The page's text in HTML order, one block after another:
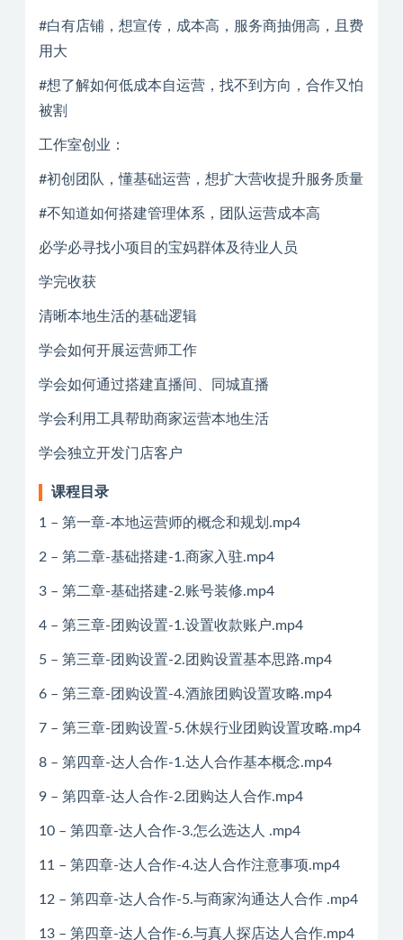
#白有店铺，想宣传，成本高，服务商抽佣高，且费
用大
#想了解如何低成本自运营，找不到方向，合作又怕
被割
工作室创业：
#初创团队，懂基础运营，想扩大营收提升服务质量
#不知道如何搭建管理体系，团队运营成本高
必学必寻找小项目的宝妈群体及待业人员
学完收获
清晰本地生活的基础逻辑
学会如何开展运营师工作
学会如何通过搭建直播间、同城直播
学会利用工具帮助商家运营本地生活
学会独立开发门店客户
课程目录
1 – 第一章-本地运营师的概念和规划.mp4
2 – 第二章-基础搭建-1.商家入驻.mp4
3 – 第二章-基础搭建-2.账号装修.mp4
4 – 第三章-团购设置-1.设置收款账户.mp4
5 – 第三章-团购设置-2.团购设置基本思路.mp4
6 – 第三章-团购设置-4.酒旅团购设置攻略.mp4
7 – 第三章-团购设置-5.休娱行业团购设置攻略.mp4
8 – 第四章-达人合作-1.达人合作基本概念.mp4
9 – 第四章-达人合作-2.团购达人合作.mp4
10 – 第四章-达人合作-3.怎么选达人 .mp4
11 – 第四章-达人合作-4.达人合作注意事项.mp4
12 – 第四章-达人合作-5.与商家沟通达人合作 .mp4
13 – 第四章-达人合作-6.与真人探店达人合作.mp4